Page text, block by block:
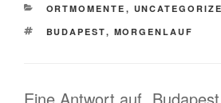
KATEGORIEN
ORTMOMENTE ,
SCHLAGWÖRTER
BUDAPEST, MORGENLAUF